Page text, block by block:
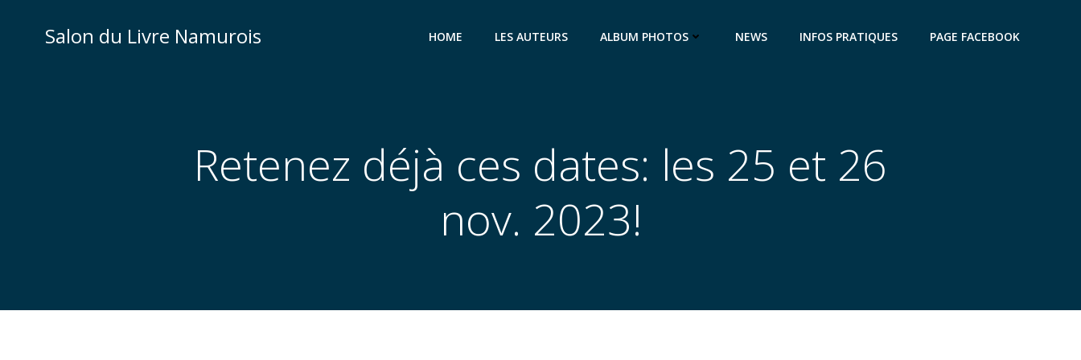
contenuSalon du Livre Namurois HOME LES AUTEURS ALBUM PHOTOS NEWS INFOS PRATIQUES PAGE FACEBOOK
Retenez déjà ces dates: les 25 et 26
nov. 2023!